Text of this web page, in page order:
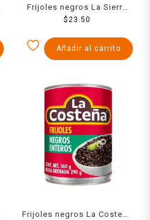
Frijoles negros La Sierra
refritos en bolsa 650 g
$23.50
Añadir al carrito
Frijoles negros La Costeña